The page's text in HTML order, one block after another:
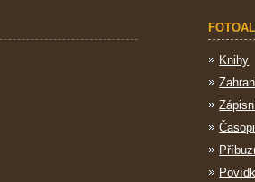
Knihy